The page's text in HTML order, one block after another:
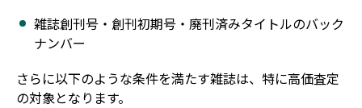
雑誌創刊号・創刊初期号・廃刊済みタイトルのバック
ナンバー
さらに以下のような条件を満たす雑誌は、特に高価査定
の対象となります。